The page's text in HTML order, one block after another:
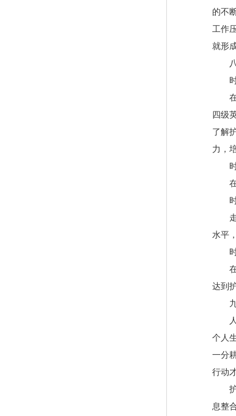
的不
工作
就形
八.
时
在
四级
了解
力，
时
在
时
走
水平
时
在
达到
九.
人
个人
一分
行动
护
息整